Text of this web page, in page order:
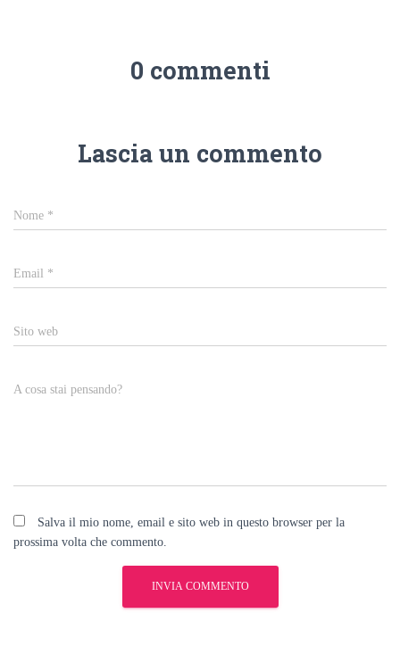
0 commenti
Lascia un commento
Nome *
Email *
Sito web
A cosa stai pensando?
Salva il mio nome, email e sito web in questo browser per la
prossima volta che commento.